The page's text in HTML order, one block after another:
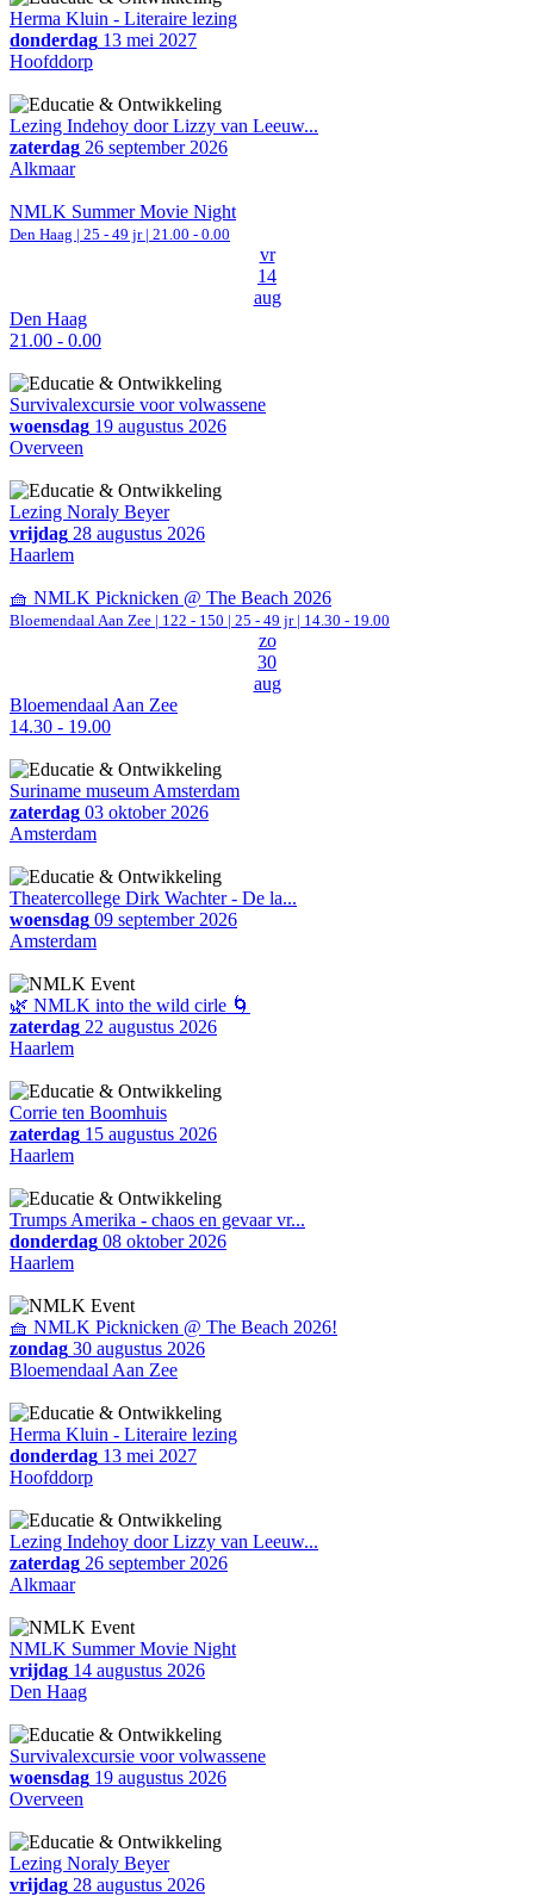
Herma Kluin - Literaire lezing
donderdag 13 mei 2027
Hoofddorp
Lezing Indehoy door Lizzy van Leeuw...
zaterdag 26 september 2026
Alkmaar
NMLK Summer Movie Night
Den Haag | 25 - 49 jr | 21.00 - 0.00
vr
14
aug
Den Haag
21.00 - 0.00
Survivalexcursie voor volwassene
woensdag 19 augustus 2026
Overveen
Lezing Noraly Beyer
vrijdag 28 augustus 2026
Haarlem
🧺 NMLK Picknicken @ The Beach 2026
Bloemendaal Aan Zee | 122 - 150 | 25 - 49 jr | 14.30 - 19.00
zo
30
aug
Bloemendaal Aan Zee
14.30 - 19.00
Suriname museum Amsterdam
zaterdag 03 oktober 2026
Amsterdam
Theatercollege Dirk Wachter - De la...
woensdag 09 september 2026
Amsterdam
🌿 NMLK into the wild cirle 🌀
zaterdag 22 augustus 2026
Haarlem
Corrie ten Boomhuis
zaterdag 15 augustus 2026
Haarlem
Trumps Amerika - chaos en gevaar vr...
donderdag 08 oktober 2026
Haarlem
🧺 NMLK Picknicken @ The Beach 2026!
zondag 30 augustus 2026
Bloemendaal Aan Zee
Herma Kluin - Literaire lezing
donderdag 13 mei 2027
Hoofddorp
Lezing Indehoy door Lizzy van Leeuw...
zaterdag 26 september 2026
Alkmaar
NMLK Summer Movie Night
vrijdag 14 augustus 2026
Den Haag
Survivalexcursie voor volwassene
woensdag 19 augustus 2026
Overveen
Lezing Noraly Beyer
vrijdag 28 augustus 2026